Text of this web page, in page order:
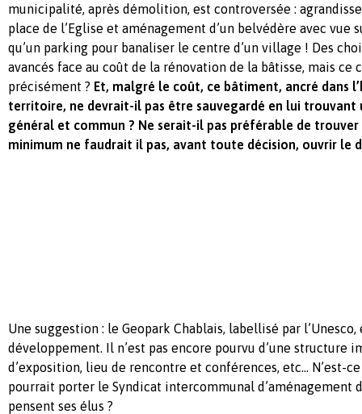
municipalité, après démolition, est controversée :
place de l’Eglise et aménagement d’un belvédère avec vue
qu’un parking pour banaliser le centre d’un village ! Des
avancés face au coût de la rénovation de la bâtisse, mais
précisément ? Et, malgré le coût, ce bâtiment, ancré dans
territoire, ne devrait-il pas être sauvegardé en lui trouvant
général et commun ? Ne serait-il pas préférable de
minimum ne faudrait il pas, avant toute décision, ouvrir le
Une suggestion : le Geopark Chablais, labellisé par
développement. Il n’est pas encore pourvu d’une structure
d’exposition, lieu de rencontre et conférences, etc… N’est-
pourrait porter le Syndicat intercommunal d’aménagement
pensent ses élus ?